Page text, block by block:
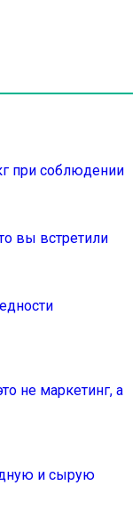
при соблюдении
вы встретили
не маркетинг, а
и сырую